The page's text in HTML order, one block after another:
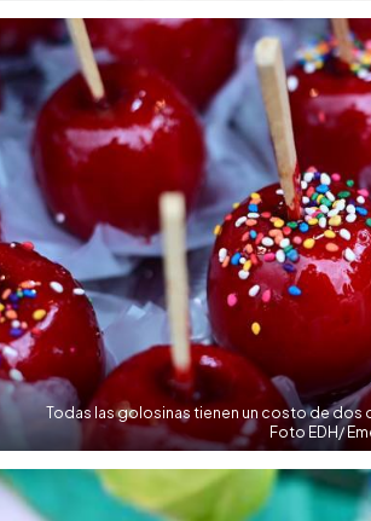
Todas las golosinas tienen un costo de dos
Foto EDH/